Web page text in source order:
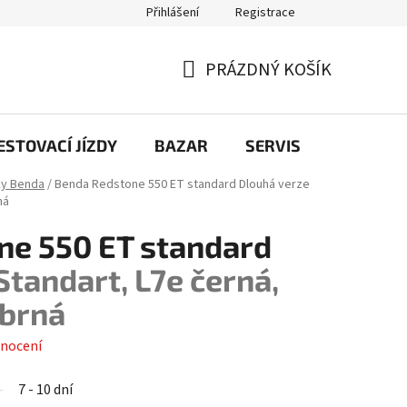
Přihlášení Registrace
KOŠÍK
PRÁZDNÝ KOŠÍK
JÍZDY BAZAR SERVIS
Benda/Benda Redstone 550 ET standard Dlouhá verze
550 ET standard
L7e černá,
7 - 10 dní